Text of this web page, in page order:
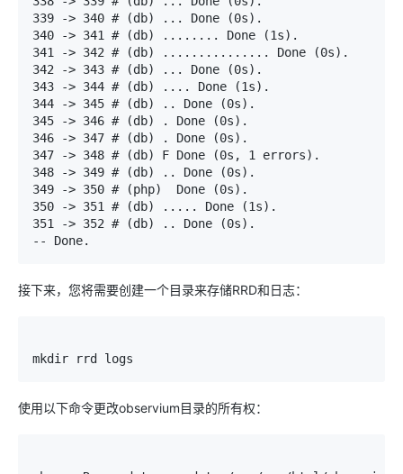
339
-> 340 # (db) ... Done (0s).
340
-> 341
# (db) ........ Done (1s).
341
-> 342 # (db) ............... Done (0s).
342
-> 343 # (db) ... Done (0s).
343
-> 344 # (db) .... Done (1s).
344
-> 345 # (db) .. Done (0s).
345
-> 346 # (db) . Done (0s).
346
-> 347 # (db) . Done (0s).
347
-> 348 # (db) F Done (0s, 1 errors).
348
-> 349 # (db) .. Done (0s).
349
-> 350 # (php)  Done (0s).
350
-> 351
# (db) ..... Done (1s).
351
-> 352 # (db) .. Done (0s).
--
Done.
接下来，您将需要创建一个目录来存储RRD和日志：
mkdir rrd logs
使用以下命令更改observium目录的所有权：